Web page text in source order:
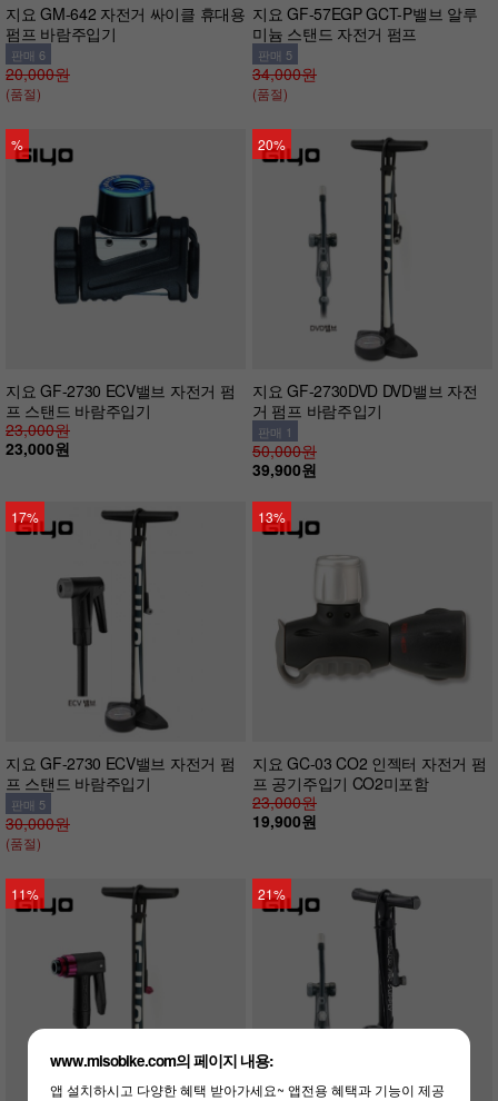
지요 GM-642 자전거 싸이클 휴대용
펌프 바람주입기
판매 6
20,000원
(품절)
지요 GF-57EGP GCT-P밸브 알루
미늄 스탠드 자전거 펌프
판매 5
34,000원
(품절)
%
지요 GF-2730 ECV밸브 자전거 펌
프 스탠드 바람주입기
23,000원
23,000원
20%
지요 GF-2730DVD DVD밸브 자전
거 펌프 바람주입기
판매 1
50,000원
39,900원
17%
지요 GF-2730 ECV밸브 자전거 펌
프 스탠드 바람주입기
판매 5
30,000원
(품절)
13%
지요 GC-03 CO2 인젝터 자전거 펌
프 공기주입기 CO2미포함
23,000원
19,900원
11% 21%
www.misobike.com의 페이지 내용:
앱 설치하시고 다양한 혜택 받아가세요~ 앱전용 혜택과 기능이 제공